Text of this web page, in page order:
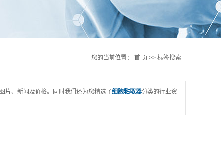
您的当前位置： 首 页 >> 标签搜索
片、新闻及价格。同时我们还为您精选了细胞粘取器分类的行业资